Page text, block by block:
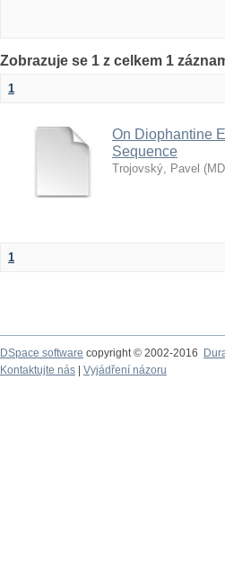
Zobrazuje se 1 z celkem 1
1
On Diophantine
Sequence
Trojovský, Pavel (
1
DSpace software copyright © 2002-2016
Kontaktujte nás
Vyjádření názoru